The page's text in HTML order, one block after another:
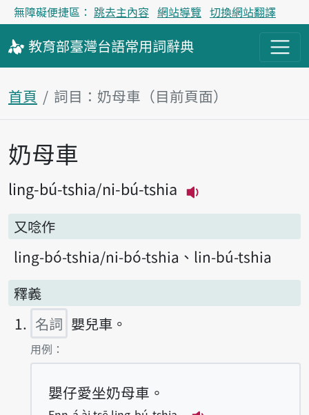
無障礙便捷區： 跳去主內容 網站導覽 切換網站翻譯
教育部臺灣台語常用詞辭典
首頁 詞目：奶母車（目前頁面）
主內容區塊
奶母車
ling-bú-tshia ni-bú-tshia
又唸作
ling-bó-tshia ni-bó-tshia
lin-bú-tshia
釋義
名詞 嬰兒車。
第1項釋義的
用例：
嬰仔愛坐奶母車。